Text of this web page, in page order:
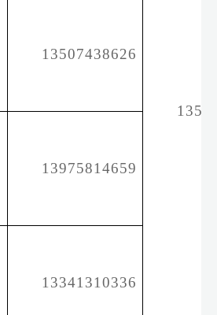
13507438626
13975814659
13341310336